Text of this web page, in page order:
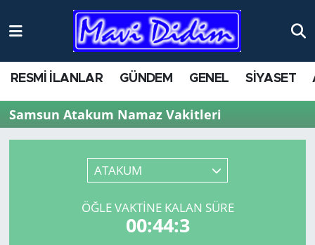
RESMİ İLANLAR GÜNDEM GENEL SİYASET
Samsun Atakum Namaz Vakitleri
ATAKUM
ÖĞLE VAKTINE KALAN SÜRE
00:44:3